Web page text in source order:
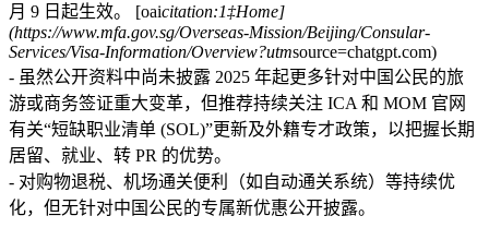
月 9 日起生效。 [oaicitation:1‡Home]
(https://www.mfa.gov.sg/Overseas-Mission/Beijing/Consular-
Services/Visa-Information/Overview?utmsource=chatgpt.com)
- 虽然公开资料中尚未披露 2025 年起更多针对中国公民的旅
游或商务签证重大变革，但推荐持续关注 ICA 和 MOM 官网
有关“短缺职业清单 (SOL)”更新及外籍专才政策，以把握长期
居留、就业、转 PR 的优势。
- 对购物退税、机场通关便利（如自动通关系统）等持续优
化，但无针对中国公民的专属新优惠公开披露。